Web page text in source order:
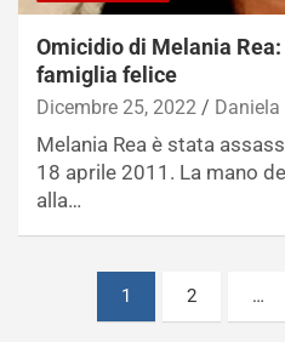
Omicidio di Melania
famiglia felice
Dicembre 25, 2022 Daniela
Melania Rea è stata
18 aprile 2011. La mano
alla…
Paginazione
1 2 …